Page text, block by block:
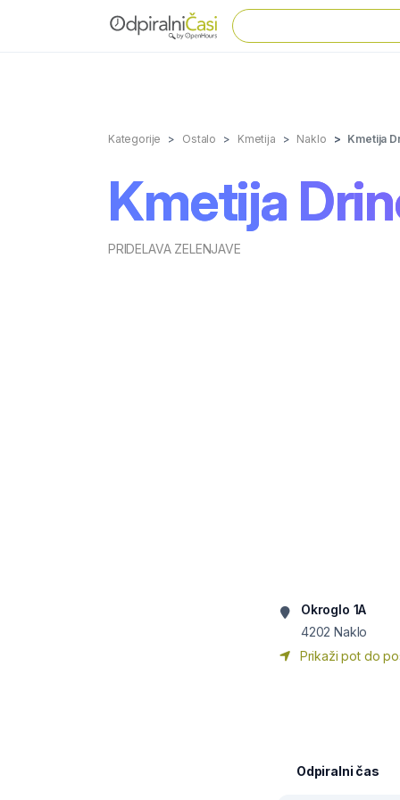
Kategorije Ostalo Kmetija Naklo Kmetija
Kmetija
PRIDELAVA ZELENJAVE
Okroglo 1A
4202 Naklo
Prikaži pot do
Odpiralni čas